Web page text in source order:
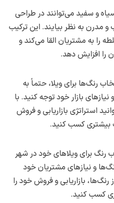
و سفید می‌توانند در طراحی
مدرن به نظر بیایند. این ترکیب
را به مشتریان القا می‌کند و
را افزایش دهد.
رنگ‌ها برای ویلا، حتماً به
بازار خود توجه کنید. با
استراتژی بازاریابی و فروش
بیشتری کسب کنید.
رنگ برای ویلاهای خود در شهر
و نیازهای مشتریان خود
بازاریابی و فروش خود را
کسب کنید.